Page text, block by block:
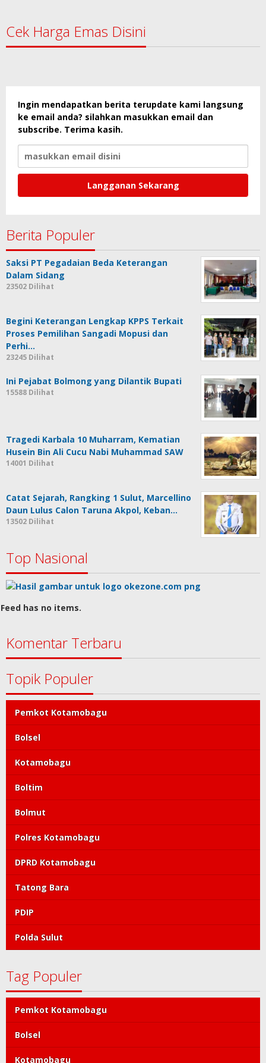
Cek Harga Emas Disini
Ingin mendapatkan berita terupdate kami langsung
ke email anda? silahkan masukkan email dan
subscribe. Terima kasih.
Berita Populer
Saksi PT Pegadaian Beda Keterangan
Dalam Sidang
23502 Dilihat
Begini Keterangan Lengkap KPPS Terkait
Proses Pemilihan Sangadi Mopusi dan
Perhi…
23245 Dilihat
Ini Pejabat Bolmong yang Dilantik Bupati
15588 Dilihat
Tragedi Karbala 10 Muharram, Kematian
Husein Bin Ali Cucu Nabi Muhammad SAW
14001 Dilihat
Catat Sejarah, Rangking 1 Sulut, Marcellino
Daun Lulus Calon Taruna Akpol, Keban…
13502 Dilihat
Top Nasional
Feed has no items.
Komentar Terbaru
Topik Populer
Pemkot Kotamobagu
Bolsel
Kotamobagu
Boltim
Bolmut
Polres Kotamobagu
DPRD Kotamobagu
Tatong Bara
PDIP
Polda Sulut
Tag Populer
Pemkot Kotamobagu
Bolsel
Kotamobagu